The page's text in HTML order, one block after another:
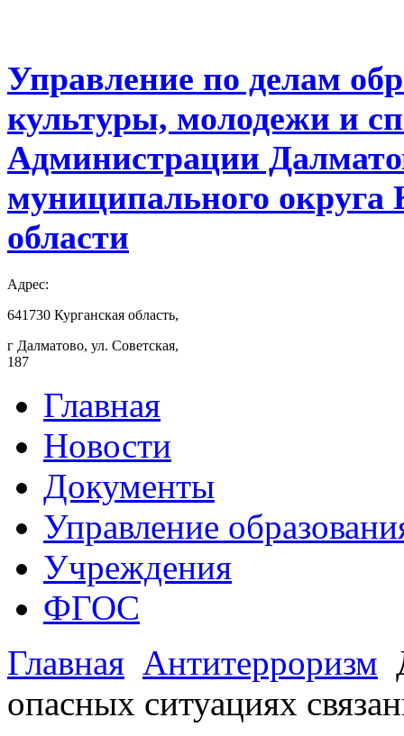
Управление по делам
культуры, молодежи и
Администрации
муниципального округа
области
Адрес:
641730 Курганская область,
г Далматово, ул. Советская,
187
Главная
Новости
Документы
Управление
Учреждения
ФГОС
Главная Антитерроризм
опасных ситуациях